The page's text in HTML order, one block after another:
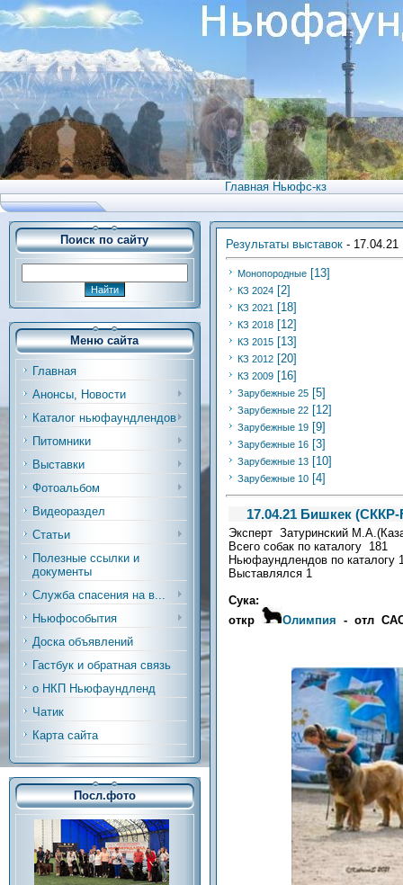
Главная Ньюфс-кз
Поиск по сайту
Меню сайта
Главная
Анонсы, Новости
Каталог ньюфаундлендов
Питомники
Выставки
Фотоальбом
Видеораздел
Статьи
Полезные ссылки и
документы
Служба спасения на в...
Ньюфособытия
Доска объявлений
Гастбук и обратная связь
о НКП Ньюфаундленд
Чатик
Карта сайта
Посл.фото
Результаты выставок -
Монопородные [13]
КЗ 2024 [2]
КЗ 2021 [18]
КЗ 2018 [12]
КЗ 2015 [13]
КЗ 2012 [20]
КЗ 2009 [16]
Зарубежные 25 [5]
Зарубежные 22 [12]
Зарубежные 19 [9]
Зарубежные 16 [3]
Зарубежные 13 [10]
Зарубежные 10 [4]
17.04.21 Бишкек
Эксперт Затуринский
Всего собак по каталогу 181
Ньюфаундлендов по каталогу
Выставлялся 1
Сука:
откр
Олимпия - отл